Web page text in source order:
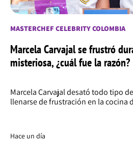
MASTERCHEF CELEBRITY COLOMBIA
Marcela Carvajal se frustró
misteriosa, ¿cuál fue la razón?
Marcela Carvajal desató todo tipo
llenarse de frustración en la cocina
Hace un día